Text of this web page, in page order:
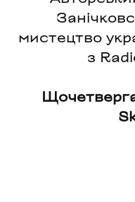
мистецтво
з